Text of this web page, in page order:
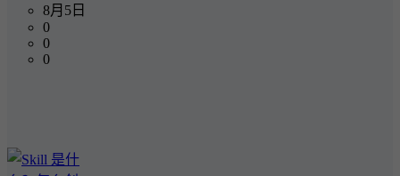
8月5日
0
0
0